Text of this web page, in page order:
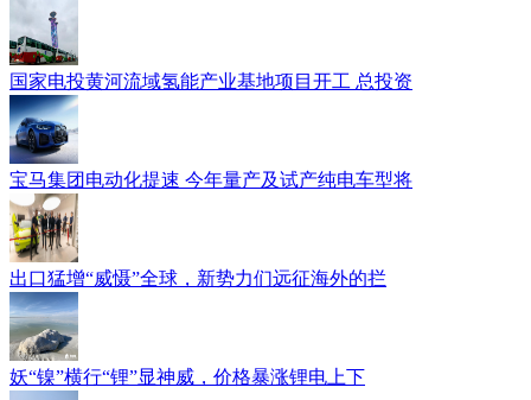
国家电投黄河流域氢能产业基地项目开工 总投资
宝马集团电动化提速 今年量产及试产纯电车型将
出口猛增“威慑”全球，新势力们远征海外的拦
妖“镍”横行“锂”显神威，价格暴涨锂电上下